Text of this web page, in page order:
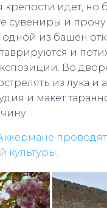
крепости идет, но
сувениры и
из башен
и
Во
из лука и
и макет
культуры.